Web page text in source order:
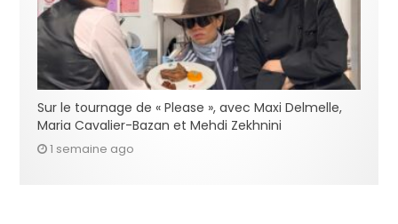
Sur le tournage de « Please », avec Maxi Delmelle,
Maria Cavalier-Bazan et Mehdi Zekhnini
1 semaine ago